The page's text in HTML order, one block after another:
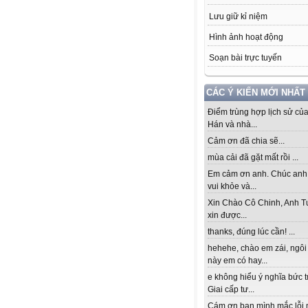
Lưu giữ kỉ niệm
Hình ảnh hoạt động
Soạn bài trực tuyến
CÁC Ý KIẾN MỚI NHẤT
Điểm trùng hợp lịch sử
Hán và nhà...
Cảm ơn đã chia sẽ...
mùa cải đã gặt mất rồi ...
Em cảm ơn anh. Chúc
vui khỏe và...
Xin Chào Cô Chinh, Anh
xin được...
thanks, đúng lúc cần! ...
hehehe, chào em zái,
này em có hay...
e không hiểu ý nghĩa bức
Giai cấp tư...
Cám ơn bạn mình mắc lỗi